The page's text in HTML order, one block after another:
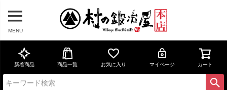
MENU
新着商品 商品一覧 お気に入り マイページ カート